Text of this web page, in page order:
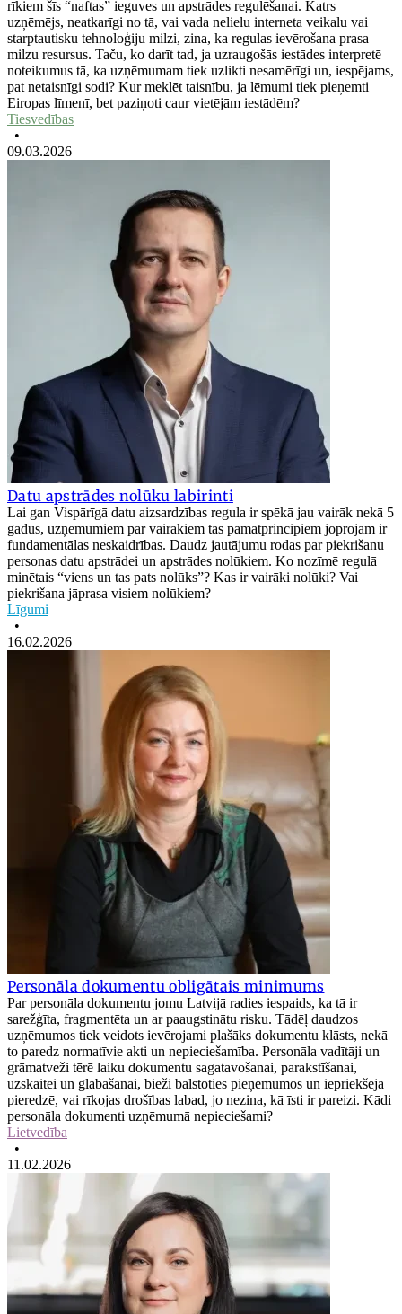
rīkiem šīs “naftas” ieguves un apstrādes regulēšanai. Katrs
uzņēmējs, neatkarīgi no tā, vai vada nelielu interneta veikalu vai
starptautisku tehnoloģiju milzi, zina, ka regulas ievērošana prasa
milzu resursus. Taču, ko darīt tad, ja uzraugošās iestādes interpretē
noteikumus tā, ka uzņēmumam tiek uzlikti nesamērīgi un, iespējams,
pat netaisnīgi sodi? Kur meklēt taisnību, ja lēmumi tiek pieņemti
Eiropas līmenī, bet paziņoti caur vietējām iestādēm?
Tiesvedības
•
09.03.2026
Datu apstrādes nolūku labirinti
Lai gan Vispārīgā datu aizsardzības regula ir spēkā jau vairāk nekā 5
gadus, uzņēmumiem par vairākiem tās pamatprincipiem joprojām ir
fundamentālas neskaidrības. Daudz jautājumu rodas par piekrišanu
personas datu apstrādei un apstrādes nolūkiem. Ko nozīmē regulā
minētais “viens un tas pats nolūks”? Kas ir vairāki nolūki? Vai
piekrišana jāprasa visiem nolūkiem?
Līgumi
•
16.02.2026
Personāla dokumentu obligātais minimums
Par personāla dokumentu jomu Latvijā radies iespaids, ka tā ir
sarežģīta, fragmentēta un ar paaugstinātu risku. Tādēļ daudzos
uzņēmumos tiek veidots ievērojami plašāks dokumentu klāsts, nekā
to paredz normatīvie akti un nepieciešamība. Personāla vadītāji un
grāmatveži tērē laiku dokumentu sagatavošanai, parakstīšanai,
uzskaitei un glabāšanai, bieži balstoties pieņēmumos un iepriekšējā
pieredzē, vai rīkojas drošības labad, jo nezina, kā īsti ir pareizi. Kādi
personāla dokumenti uzņēmumā nepieciešami?
Lietvedība
•
11.02.2026